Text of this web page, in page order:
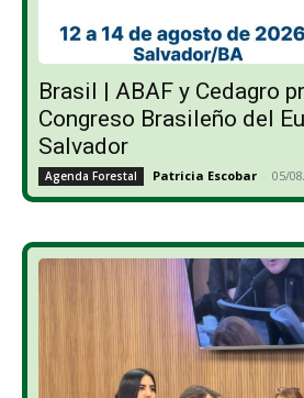
Brasil | ABAF y Cedagro
Congreso Brasileño del
Salvador
Agenda Forestal Patricia Escobar - 05/